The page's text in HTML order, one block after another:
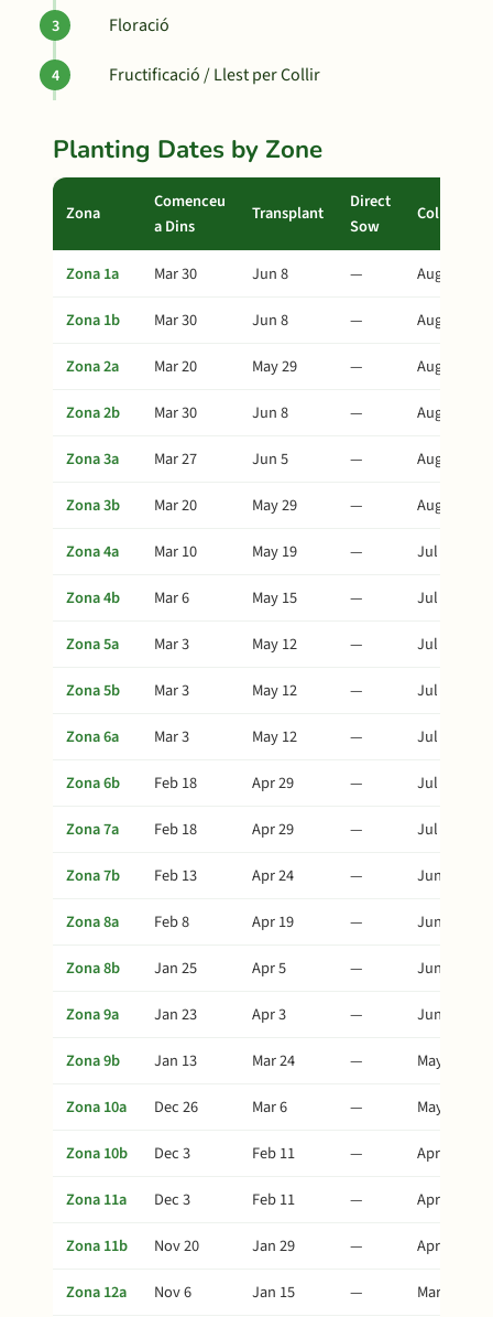
Floració
Fructificació / Llest per Collir
Planting Dates by Zone
Zona
Comenceu
a Dins
Transplant
Direct
Sow
Collita
Zona 1a Mar 30 Jun 8 —
Aug 12
Zona 1b
Mar 30 Jun 8 —
Aug 12
Zona 2a
Mar 20 May 29 —
Aug 2
Zona 2b
Mar 30 Jun 8 —
Aug 12
Zona 3a
Mar 27 Jun 5 —
Aug 9
Zona 3b
Mar 20 May 29 —
Aug 2
Zona 4a
Mar 10 May 19 —
Jul 23
Zona 4b
Mar 6 May 15 —
Jul 19
Zona 5a
Mar 3 May 12 —
Jul 16
Zona 5b
Mar 3 May 12 —
Jul 16
Zona 6a
Mar 3 May 12 —
Jul 16
Zona 6b
Feb 18 Apr 29 —
Jul 3
Zona 7a
Feb 18 Apr 29 —
Jul 3
Zona 7b
Feb 13 Apr 24 —
Jun 28
Zona 8a
Feb 8 Apr 19 —
Jun 23
Zona 8b
Jan 25 Apr 5 —
Jun 9
Zona 9a
Jan 23 Apr 3 —
Jun 7
Zona 9b
Jan 13 Mar 24 —
May 28
Zona 10a
Dec 26 Mar 6 —
May 10
Zona 10b
Dec 3 Feb 11 —
Apr 17
Zona 11a
Dec 3 Feb 11 —
Apr 17
Zona 11b
Nov 20 Jan 29 —
Apr 4
Zona 12a
Nov 6 Jan 15 — Mar 21